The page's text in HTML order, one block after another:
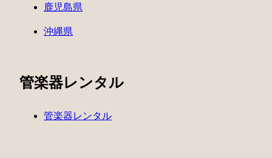
鹿児島県
沖縄県
管楽器レンタル
管楽器レンタル